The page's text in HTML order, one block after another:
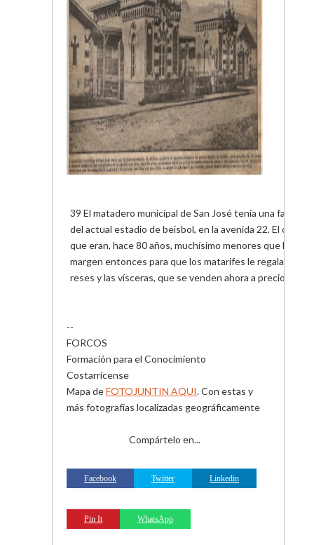
39 El matadero municipal de San José tenía una
del actual estadio de beisbol, en la avenida 22. El
que eran, hace 80 años, muchísimo menores que la
margen entonces para que los matarifes le regalaran a
reses y las vísceras, que se venden ahora a precios
--
FORCOS
Formación para el Conocimiento
Costarricense
Mapa deFOTOJUNTIN AQUI. Con estas y
más fotografías localizadas geográficamente
Compártelo en...
Facebook Twitter Linkedin
Pin It WhatsApp